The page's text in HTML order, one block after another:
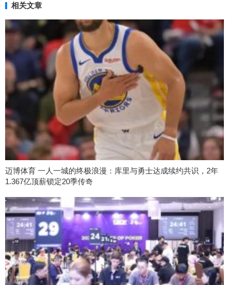
相关文章
迈博体育 一人一城的终极浪漫：库里与勇士达成续约共识，2年
1.367亿顶薪锁定20季传奇